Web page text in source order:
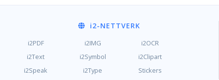
i2-NETTVERK
i2PDF i2IMG
i2OCR
i2Text
i2Symbol
i2Clipart
i2Speak
i2Type Stickers